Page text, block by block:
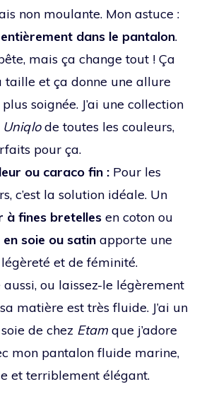
non moulante. Mon astuce :
dans le pantalon.
mais ça change tout ! Ça
taille et ça donne une allure
soignée. J’ai une collection
Uniqlode toutes les couleurs,
pour ça.
ou caraco fin : Pour les
c’est la solution idéale. Un
à fines bretelles en coton ou
soie ou satin apporte une
et de féminité.
aussi, ou laissez-le légèrement
matière est très fluide. J’ai un
de chez Etam que j’adore
mon pantalon fluide marine,
et terriblement élégant.